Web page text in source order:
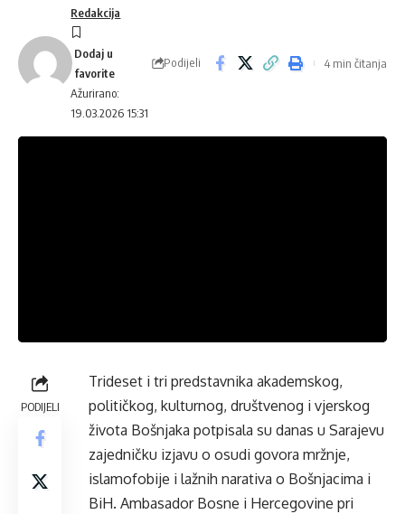
Ažurirano:
19.03.2026 15:31
Redakcija
Podijeli 4 min čitanja
PODIJELI
Trideset i tri predstavnika akademskog,
političkog, kulturnog, društvenog i vjerskog
života Bošnjaka potpisala su danas u Sarajevu
zajedničku izjavu o osudi govora mržnje,
islamofobije i lažnih narativa o Bošnjacima i
BiH. Ambasador Bosne i Hercegovine pri